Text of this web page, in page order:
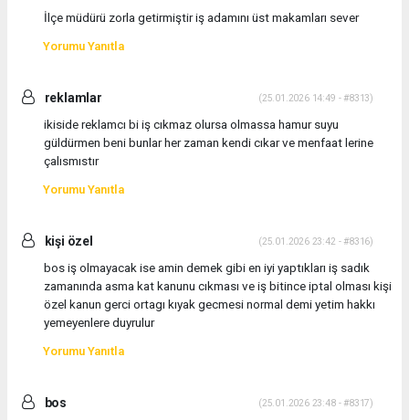
İlçe müdürü zorla getirmiştir iş adamını üst makamları sever
Yorumu Yanıtla
reklamlar (25.01.2026 14:49 - #8313)
ikiside reklamcı bi iş cıkmaz olursa olmassa hamur suyu
güldürmen beni bunlar her zaman kendi cıkar ve menfaat lerine
çalısmıstır
Yorumu Yanıtla
kişi özel (25.01.2026 23:42 - #8316)
bos iş olmayacak ise amin demek gibi en iyi yaptıkları iş sadık
zamanında asma kat kanunu cıkması ve iş bitince iptal olması kişi
özel kanun gerci ortagı kıyak gecmesi normal demi yetim hakkı
yemeyenlere duyrulur
Yorumu Yanıtla
bos (25.01.2026 23:48 - #8317)